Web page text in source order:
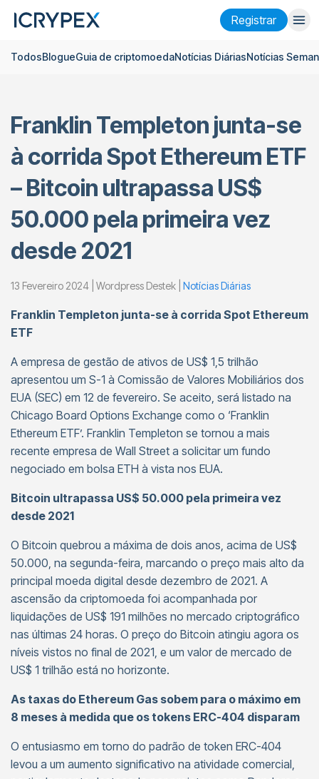
Registrar
Entrar Registrar
Empresa
Pesquisar
Ajuda
Futurosx50
TodosBlogueGuia de criptomoedaNotícias DiáriasNotícias
Franklin Templeton junta-se
à corrida Spot Ethereum ETF
– Bitcoin ultrapassa US$
50.000 pela primeira vez
desde 2021
13 Fevereiro 2024 | Wordpress Destek | Notícias Diárias
Franklin Templeton junta-se à corrida Spot Ethereum
ETF
A empresa de gestão de ativos de US$ 1,5 trilhão
apresentou um S-1 à Comissão de Valores Mobiliários dos
EUA (SEC) em 12 de fevereiro. Se aceito, será listado na
Chicago Board Options Exchange como o ‘Franklin
Ethereum ETF’. Franklin Templeton se tornou a mais
recente empresa de Wall Street a solicitar um fundo
negociado em bolsa ETH à vista nos EUA.
Bitcoin ultrapassa US$ 50.000 pela primeira vez
desde 2021
O Bitcoin quebrou a máxima de dois anos, acima de US$
50.000, na segunda-feira, marcando o preço mais alto da
principal moeda digital desde dezembro de 2021. A
ascensão da criptomoeda foi acompanhada por
liquidações de US$ 191 milhões no mercado criptográfico
nas últimas 24 horas. O preço do Bitcoin atingiu agora os
níveis vistos no final de 2021, e um valor de mercado de
US$ 1 trilhão está no horizonte.
As taxas do Ethereum Gas sobem para o máximo em
8 meses à medida que os tokens ERC-404 disparam
O entusiasmo em torno do padrão de token ERC-404
levou a um aumento significativo na atividade comercial,